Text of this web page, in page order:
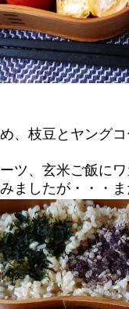
、枝豆とヤング
ツ、玄米ご飯に
ましたが・・・